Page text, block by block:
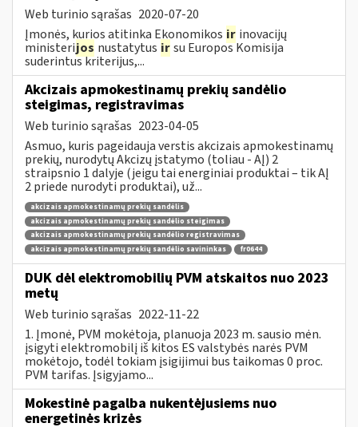
Web turinio sąrašas 2020-07-20
Įmonės, kurios atitinka Ekonomikos ir inovacijų
ministerijos nustatytus irsu Europos Komisija
suderintus kriterijus,...
Akcizais apmokestinamų prekių sandėlio
steigimas, registravimas
Web turinio sąrašas 2023-04-05
Asmuo, kuris pageidauja verstis akcizais apmokestinamų
prekių, nurodytų Akcizų įstatymo (toliau - AĮ) 2
straipsnio 1 dalyje (jeigu tai energiniai produktai – tik AĮ
2 priede nurodyti produktai), už...
akcizais apmokestinamų prekių sandėlis
akcizais apmokestinamų prekių sandėlio steigimas
akcizais apmokestinamų prekių sandėlio registravimas
akcizais apmokestinamų prekių sandėlio savininkas
fr0644
DUK dėl elektromobilių PVM atskaitos nuo 2023
metų
Web turinio sąrašas 2022-11-22
1. Įmonė, PVM mokėtoja, planuoja 2023 m. sausio mėn.
įsigyti elektromobilį iš kitos ES valstybės narės PVM
mokėtojo, todėl tokiam įsigijimui bus taikomas 0 proc.
PVM tarifas. Įsigyjamo...
Mokestinė pagalba nukentėjusiems nuo
energetinės krizės